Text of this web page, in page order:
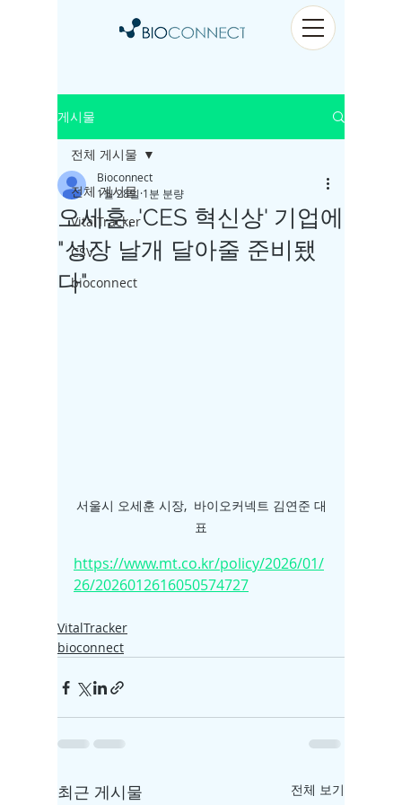
게시물
전체 게시물
VitalTracker
CSV
bioconnect
전체 게시물
오세훈, 'CES 혁신상' 기업에
"성장 날개 달아줄 준비됐
다"
Bioconnect
1월 28일 1분 분량
서울시 오세훈 시장,  바이오커넥트 김연준 대
표
https://www.mt.co.kr/policy/2026/01/
26/2026012616050574727
VitalTracker
bioconnect
최근 게시물 전체 보기